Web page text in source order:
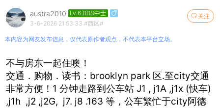
关注
austra2010 Lv.6 BBS中士
3-6-2026 21:53:33 #西区#
本内容为网友发布信息，仅代表原作者观点，不代表本平台立场。
不与房东一起住噢！
交通．购物．读书：brooklyn park 区.至city交通
非常方便！1 分钟走路到公车站 J1 , j1A ,j1x (快车)
,j1h ,j2 ,j2G, j7. j8 .163 等，公车繁忙于city阿德